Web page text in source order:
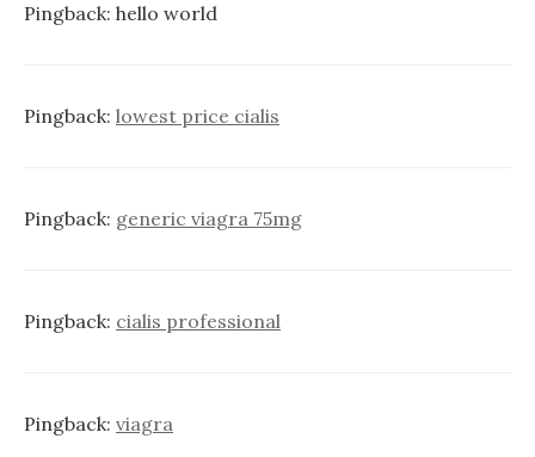
Pingback: hello world
Pingback: lowest price cialis
Pingback: generic viagra 75mg
Pingback: cialis professional
Pingback: viagra